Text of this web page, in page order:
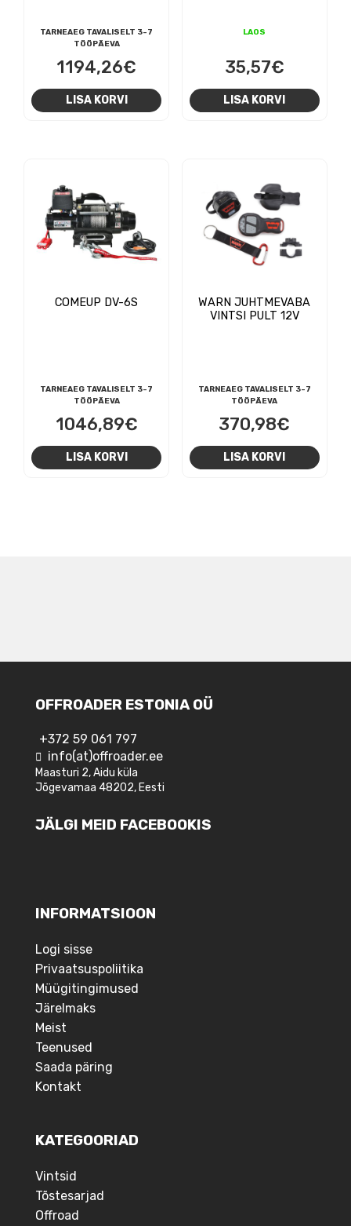
TARNEAEG TAVALISELT 3-7
TÖÖPÄEVA
1194,26€
LISA KORVI
LAOS
35,57€
LISA KORVI
COMEUP DV-6S
TARNEAEG TAVALISELT 3-7
TÖÖPÄEVA
1046,89€
LISA KORVI
WARN JUHTMEVABA
VINTSI PULT 12V
TARNEAEG TAVALISELT 3-7
TÖÖPÄEVA
370,98€
LISA KORVI
OFFROADER ESTONIA OÜ
+372 59 061 797
info(at)offroader.ee
Maasturi 2, Aidu küla
Jõgevamaa 48202, Eesti
JÄLGI MEID FACEBOOKIS
INFORMATSIOON
Logi sisse
Privaatsuspoliitika
Müügitingimused
Järelmaks
Meist
Teenused
Saada päring
Kontakt
KATEGOORIAD
Vintsid
Tõstesarjad
Offroad